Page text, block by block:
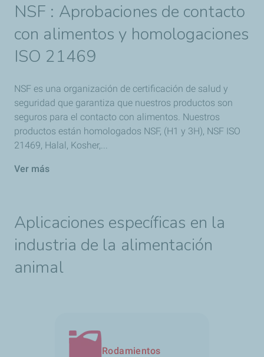
NSF : Aprobaciones de contacto
con alimentos y homologaciones
ISO 21469
NSF es una organización de certificación de salud y
seguridad que garantiza que nuestros productos son
seguros para el contacto con alimentos. Nuestros
productos están homologados NSF, (H1 y 3H), NSF ISO
21469, Halal, Kosher,...
Ver más
Aplicaciones específicas en la
industria de la alimentación
animal
Rodamientos